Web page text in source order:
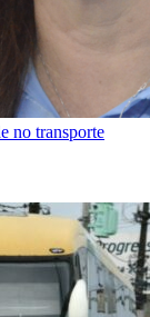
no transporte